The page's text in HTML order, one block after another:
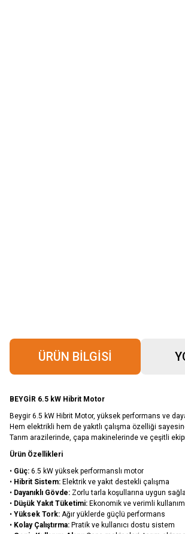
ÜRÜN BILGISI
BEYGİR 6.5 kW Hibrit Motor
Beygir 6.5 kW Hibrit Motor, yüksek performans ve
Hem elektrikli hem de yakıtlı çalışma özelliği
Tarım arazilerinde, çapa makinelerinde ve çeşitli
Ürün Özellikleri
• Güç: 6.5 kW yüksek performanslı motor
• Hibrit Sistem: Elektrik ve yakıt destekli çalışma
• Dayanıklı Gövde: Zorlu tarla koşullarına uygun
• Düşük Yakıt Tüketimi: Ekonomik ve verimli kullanım
• Yüksek Tork: Ağır yüklerde güçlü performans
• Kolay Çalıştırma: Pratik ve kullanıcı dostu sistem